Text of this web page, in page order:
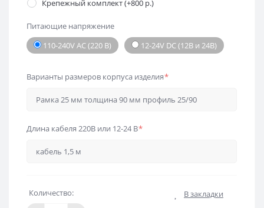
Крепежный комплект (+800 р.)
Питающие напряжение
110-240V AC (220 В)
12-24V DC (12В и 24В)
Варианты размеров корпуса изделия*
Длина кабеля 220В или 12-24 В*
Количество: В закладки